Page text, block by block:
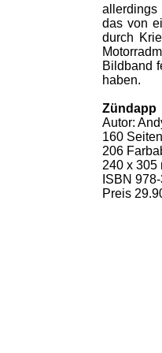
allerdings
das von
durch
Bildband
haben.
Zündapp
Autor:
160 Seiten
206
240 x 305
ISBN
Preis